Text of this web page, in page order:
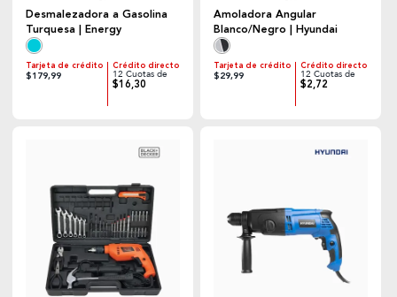
Desmalezadora a Gasolina
Turquesa | Energy
Tarjeta de crédito
$179,99
Crédito directo
12 Cuotas de
$16,30
Amoladora Angular
Blanco/Negro | Hyundai
Tarjeta de crédito
$29,99
Crédito directo
12 Cuotas de
$2,72